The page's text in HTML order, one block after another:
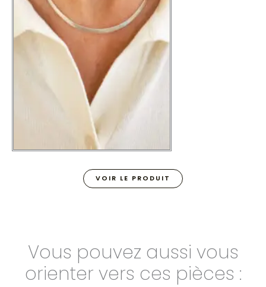
VOIR LE PRODUIT
Vous pouvez aussi vous
orienter vers ces pièces :